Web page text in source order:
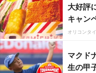
大好評
キャン
オリコンタ
マクド
生の甲